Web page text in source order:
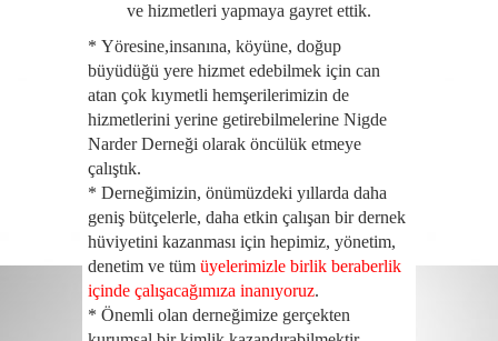
ve hizmetleri yapmaya gayret ettik.
* Yöresine,insanına, köyüne, doğup
büyüdüğü yere hizmet edebilmek için can
atan çok kıymetli hemşerilerimizin de
hizmetlerini yerine getirebilmelerine Nigde
Narder Derneği olarak öncülük etmeye
çalıştık.
* Derneğimizin, önümüzdeki yıllarda daha
geniş bütçelerle, daha etkin çalışan bir dernek
hüviyetini kazanması için hepimiz, yönetim,
denetim ve tüm üyelerimizle birlik beraberlik
içinde çalışacağımıza inanıyoruz.
* Önemli olan derneğimize gerçekten